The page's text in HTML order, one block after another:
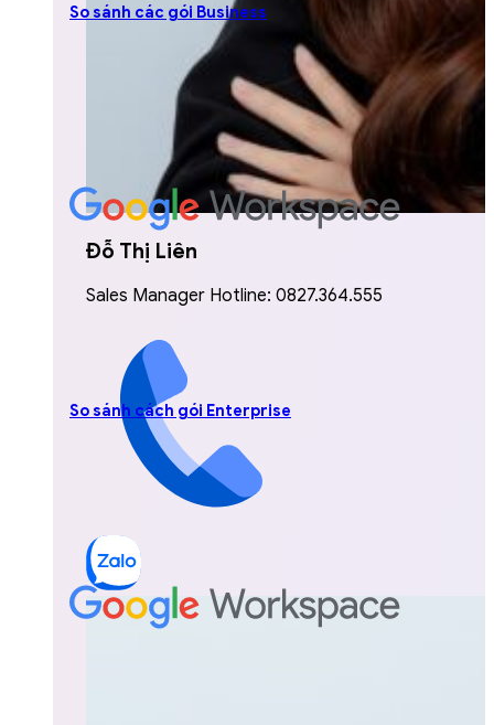
Đỗ Thị Liên
Sales Manager Hotline: 0827.364.555
So sánh các gói Business
So sánh cách gói Enterprise